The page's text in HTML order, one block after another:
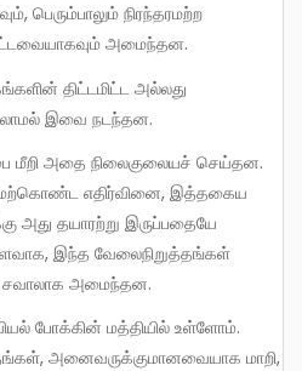
பெரும்பாலும் நிரந்தரமற்ற
அமைந்தன.
இவை நடந்தன.
மேற்கொண்ட எதிர்வினை, இத்தகைய
அது தயாரற்று இருப்பதையே
இந்த வேலைநிறுத்தங்கள்
சவாலாக அமைந்தன.
அனைவருக்குமானவையாக மாறி,